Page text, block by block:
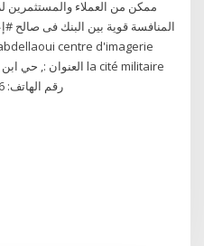
ممكن من العملاء والمستثمرين
المنافسة قوية بين البنك فى صالح
رقم الهاتف: 07.72.32.01.36 6‏‏/6‏‏/1442 بعد الهجرة